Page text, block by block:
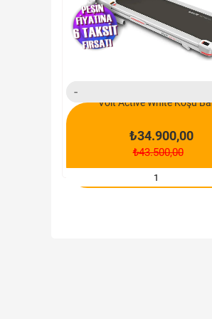
Voit Active White Koşu
₺34.900,00
₺43.500,00
SEPETE EKLE
yeni ürün